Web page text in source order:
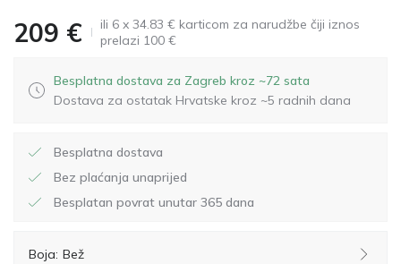
209 €
ili 6 x 34.83 € karticom za narudžbe čiji iznos
prelazi 100 €
Besplatna dostava za Zagreb kroz ~72 sata
Dostava za ostatak Hrvatske kroz ~5 radnih dana
Besplatna dostava
Bez plaćanja unaprijed
Besplatan povrat unutar 365 dana
Boja: Bež